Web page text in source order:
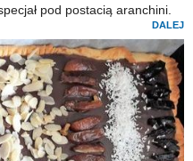
pod postacią aranchini.
DALEJ